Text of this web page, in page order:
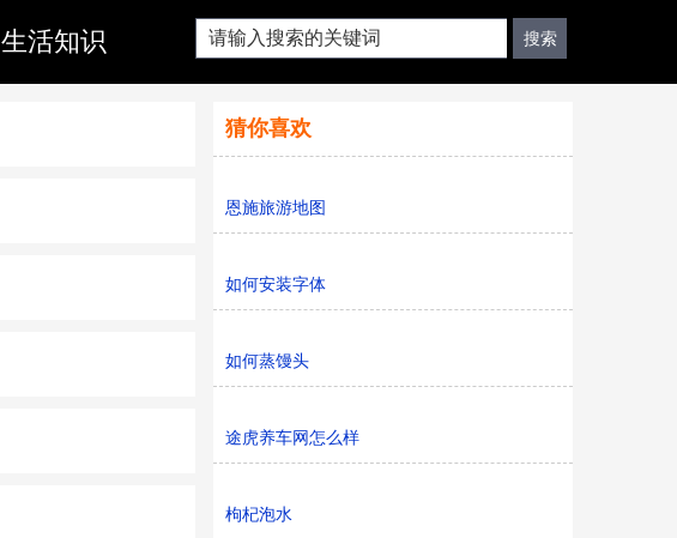
生活知识
猜你喜欢
恩施旅游地图
如何安装字体
如何蒸馒头
途虎养车网怎么样
枸杞泡水